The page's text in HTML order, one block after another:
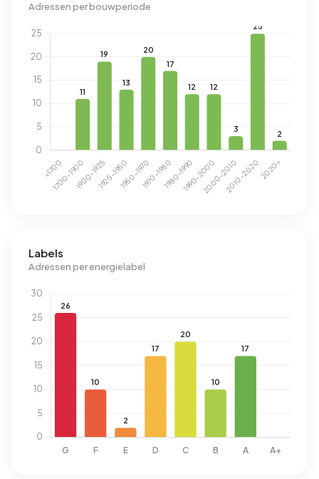
Adressen per bouwperiode
Labels
Adressen per energielabel